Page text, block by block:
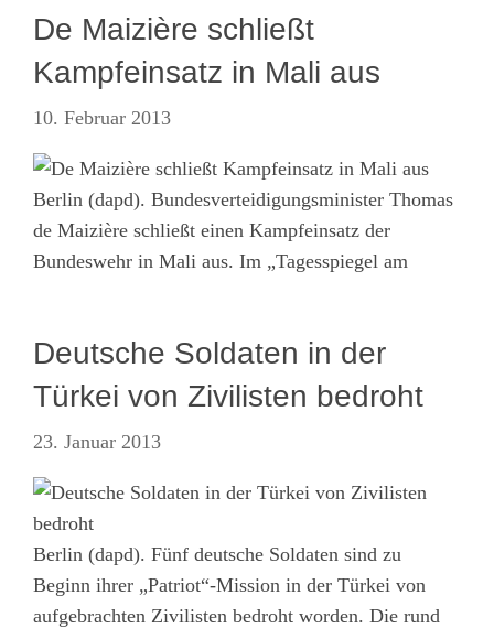
De Maizière schließt
Kampfeinsatz in Mali aus
10. Februar 2013
Berlin (dapd). Bundesverteidigungsminister Thomas
de Maizière schließt einen Kampfeinsatz der
Bundeswehr in Mali aus. Im „Tagesspiegel am
Deutsche Soldaten in der
Türkei von Zivilisten bedroht
23. Januar 2013
Berlin (dapd). Fünf deutsche Soldaten sind zu
Beginn ihrer „Patriot“-Mission in der Türkei von
aufgebrachten Zivilisten bedroht worden. Die rund